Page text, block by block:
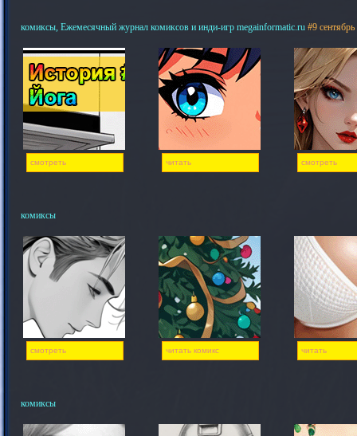
комиксы, Ежемесячный журнал комиксов и инди-игр megainformatic.ru #9
смотреть читать смотреть
комиксы
смотреть читать комикс читать
комиксы